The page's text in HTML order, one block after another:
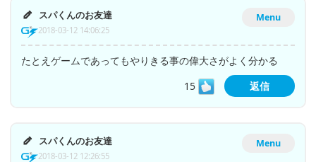
Menu
スパくんのお友達
2018-03-12 14:06:25
たとえゲームであってもやりきる事の偉大さがよく分かる
15
返信
Menu
スパくんのお友達
2018-03-12 12:26:55